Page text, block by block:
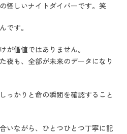
怪しいナイトダイバーです。笑
です。
が価値ではありません。
夜も、全部が未来のデータになり
っかりと命の瞬間を確認すること
いながら、ひとつひとつ丁寧に記